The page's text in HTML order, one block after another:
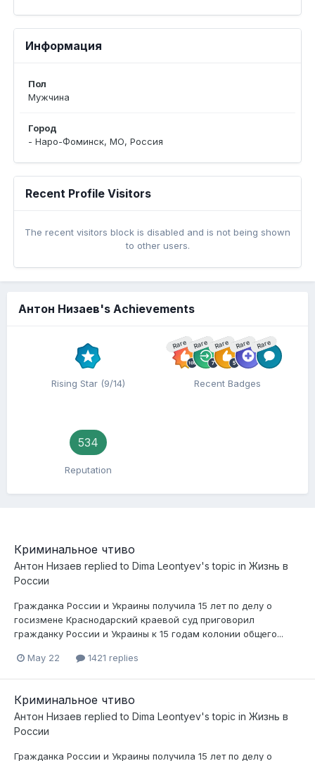
Информация
Пол
Мужчина
Город
- Наро-Фоминск, МО, Россия
Recent Profile Visitors
The recent visitors block is disabled and is not being shown
to other users.
Антон Низаев's Achievements
Rising Star (9/14)
Rare Rare Rare Rare Rare
Recent Badges
534
Reputation
Криминальное чтиво
Антон Низаев replied to Dima Leontyev's topic in Жизнь в
России
Гражданка России и Украины получила 15 лет по делу о
госизмене Краснодарский краевой суд приговорил
гражданку России и Украины к 15 годам колонии общего...
May 22 1421 replies
Криминальное чтиво
Антон Низаев replied to Dima Leontyev's topic in Жизнь в
России
Гражданка России и Украины получила 15 лет по делу о